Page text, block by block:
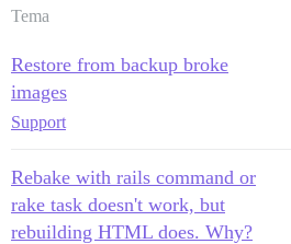
Tema
Restore from backup broke
images
Support
Rebake with rails command or
rake task doesn't work, but
rebuilding HTML does. Why?